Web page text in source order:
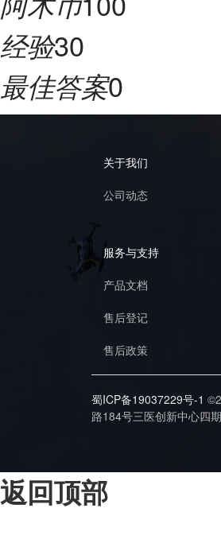
经验30
最佳答案0
关于我们
公司动态
服务与支持
产品文档
售后登记
售后政策
蜀ICP备19037229号-1
路184号三医创新中心四
返回顶部